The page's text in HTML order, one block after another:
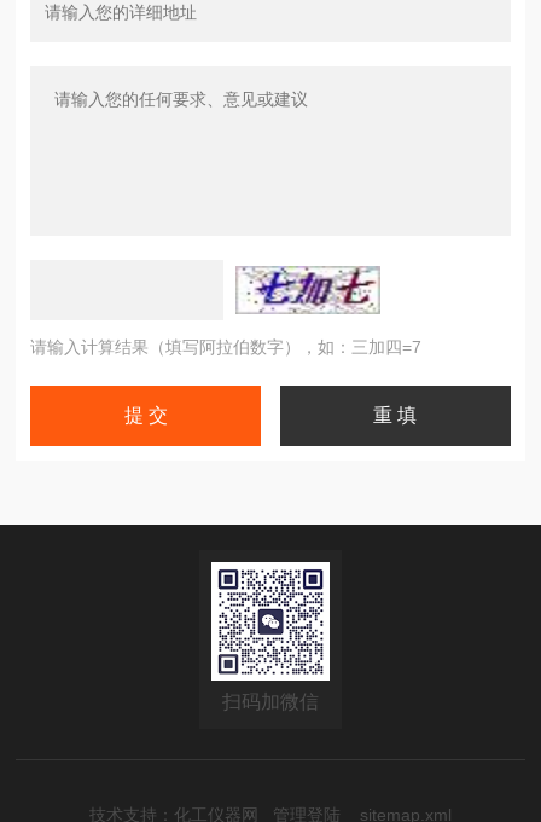
请输入计算结果（填写阿拉伯数字），如：三加四=7
扫码加微信
技术支持： 化工仪器网 管理登陆 sitemap.xml